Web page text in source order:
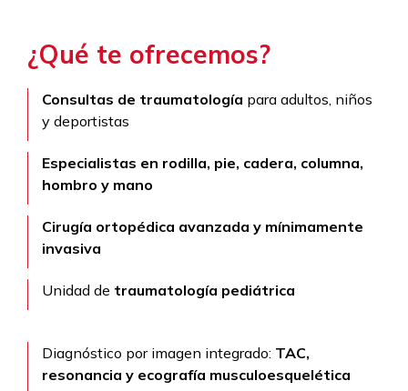
¿Qué te ofrecemos?
Consultas de traumatología para adultos, niños
y deportistas
Especialistas en rodilla, pie, cadera, columna,
hombro y mano
Cirugía ortopédica avanzada y mínimamente
invasiva
Unidad de traumatología pediátrica
Diagnóstico por imagen integrado: TAC,
resonancia y ecografía musculoesquelética